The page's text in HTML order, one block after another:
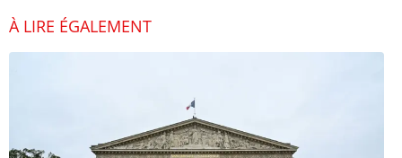
À LIRE ÉGALEMENT